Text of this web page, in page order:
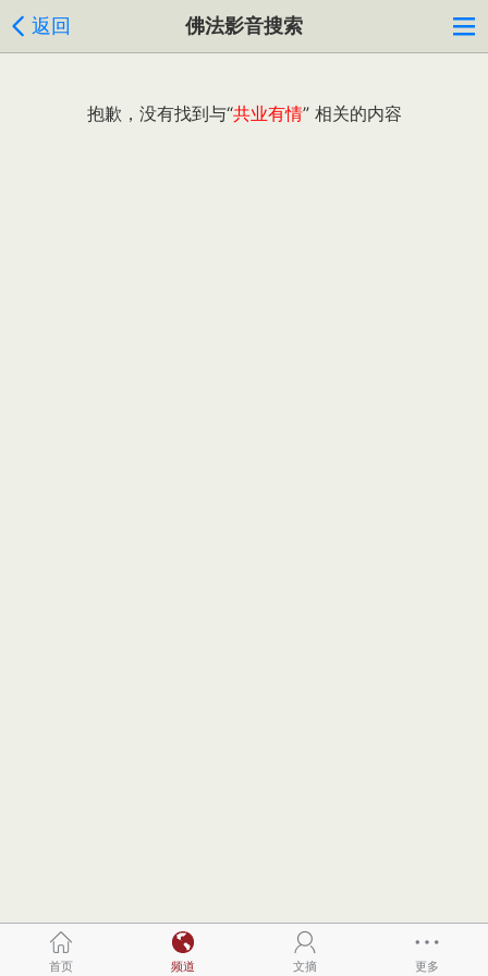
返回 佛法影音搜索
抱歉，没有找到与“共业有情” 相关的内容
首页 频道 文摘 更多